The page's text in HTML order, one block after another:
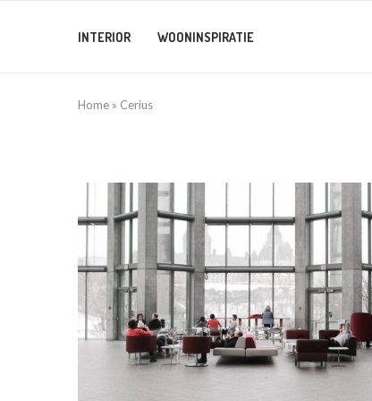
INTERIOR WOONINSPIRATIE
Home » Cerius